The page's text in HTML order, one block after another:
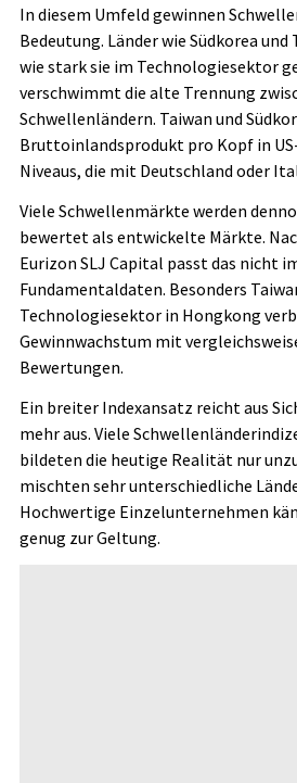
In diesem Umfeld gewinnen
Bedeutung. Länder wie Südkorea
wie stark sie im Technologiesektor
verschwimmt die alte Trennung
Schwellenländern. Taiwan und
Bruttoinlandsprodukt pro Kopf in
Niveaus, die mit Deutschland oder
Viele Schwellenmärkte werden
bewertet als entwickelte Märkte.
Eurizon SLJ Capital passt das nicht
Fundamentaldaten. Besonders
Technologiesektor in Hongkong
Gewinnwachstum mit
Bewertungen.
Ein breiter Indexansatz reicht aus
mehr aus. Viele
bildeten die heutige Realität nur
mischten sehr unterschiedliche
Hochwertige Einzelunternehmen
genug zur Geltung.